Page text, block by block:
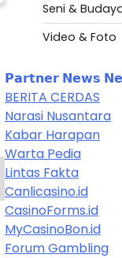
Seni &
Video & Foto
𝗣𝗮𝗿𝘁𝗻𝗲𝗿 𝗡𝗲𝘄𝘀
BERITA CERDAS
Narasi Nusantara
Kabar Harapan
Warta Pedia
Lintas Fakta
Canlicasino.id
CasinoForms.id
MyCasinoBon.id
Forum Gambling